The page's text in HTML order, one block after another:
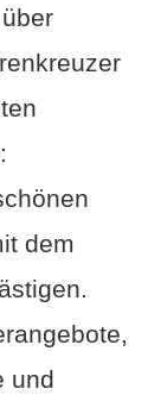
dem
und